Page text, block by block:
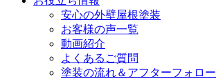
安心の外壁屋根塗装
お客様の声一覧
動画紹介
よくあるご質問
塗装の流れ＆アフターフォロー